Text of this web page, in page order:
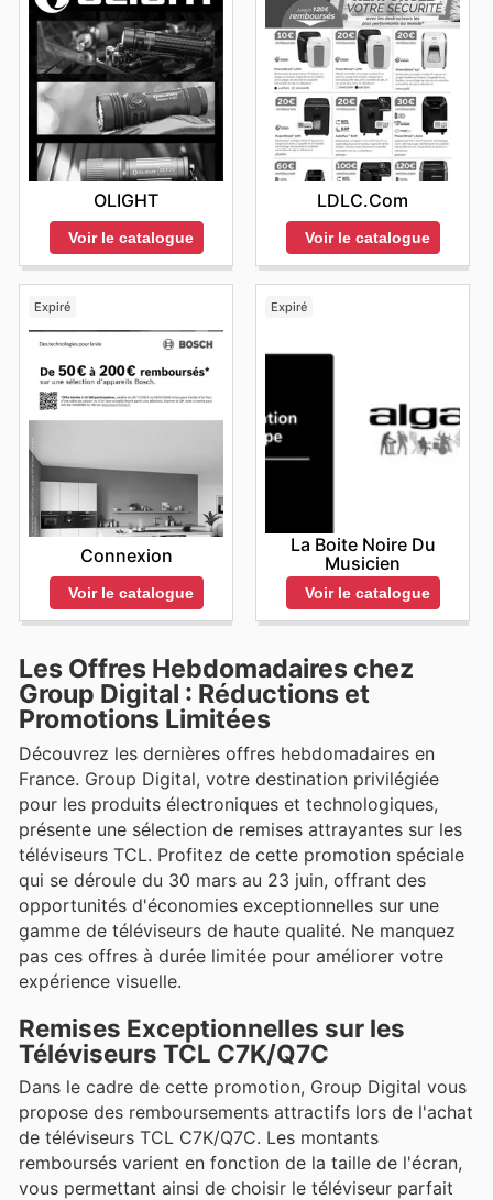
OLIGHT
Voir le catalogue
LDLC.com
Voir le catalogue
Expiré
Connexion
Voir le catalogue
Expiré
La Boite Noire Du
Musicien
Voir le catalogue
Les Offres Hebdomadaires chez
Group Digital : Réductions et
Promotions Limitées
Découvrez les dernières offres hebdomadaires en
France. Group Digital, votre destination privilégiée
pour les produits électroniques et technologiques,
présente une sélection de remises attrayantes sur les
téléviseurs TCL. Profitez de cette promotion spéciale
qui se déroule du 30 mars au 23 juin, offrant des
opportunités d'économies exceptionnelles sur une
gamme de téléviseurs de haute qualité. Ne manquez
pas ces offres à durée limitée pour améliorer votre
expérience visuelle.
Remises Exceptionnelles sur les
Téléviseurs TCL C7K/Q7C
Dans le cadre de cette promotion, Group Digital vous
propose des remboursements attractifs lors de l'achat
de téléviseurs TCL C7K/Q7C. Les montants
remboursés varient en fonction de la taille de l'écran,
vous permettant ainsi de choisir le téléviseur parfait